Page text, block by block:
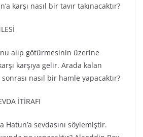
karşı nasıl bir tavır takınacaktır?
alıp götürmesinin üzerine
karşıya gelir. Arada kalan
nasıl bir hamle yapacaktır?
İTİRAFI
Hatun’a sevdasını söylemiştir.